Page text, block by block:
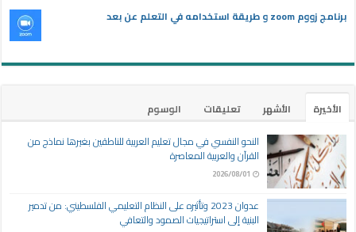
برنامج زووم zoom و طريقة استخدامه في التعلم عن بعد
الأخيرة الأشهر تعليقات
الوسوم
النحو النفسي في مجال تعليم العربية للناطقين بغيرها نماذج من
القرآن والعربية المعاصرة
2026/08/01
عدوان 2023 وتأثيره على النظام التعليمي الفلسطيني: من تدمير
البنية إلى استراتيجيات الصمود والتعافي